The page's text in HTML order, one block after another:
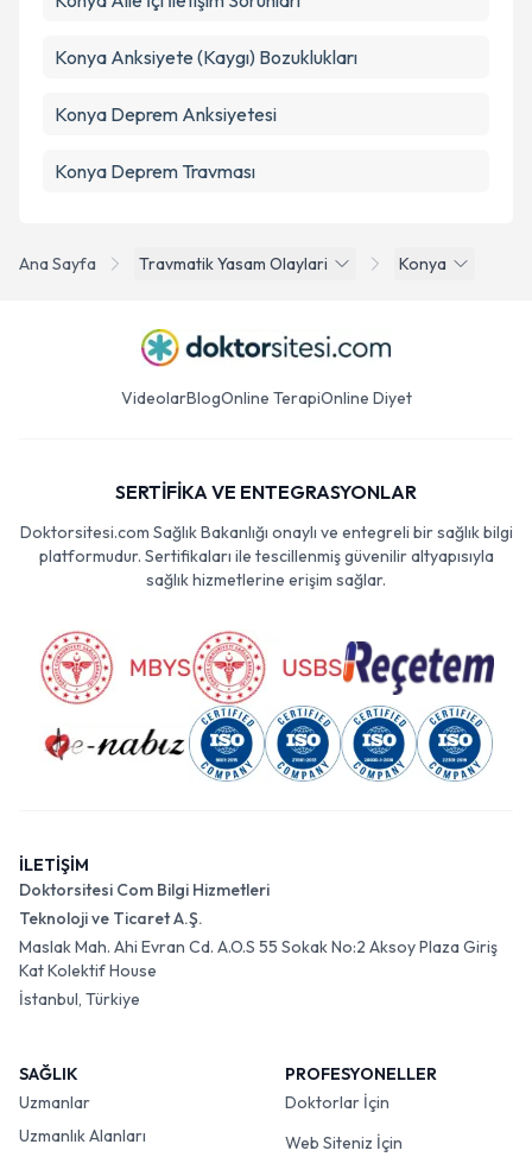
Ana Sayfa Travmatik Yasam Olaylari Konya
Konya Anksiyete (Kaygı) Bozuklukları
Konya Deprem Anksiyetesi
Konya Deprem Travması
VideolarBlogOnline TerapiOnline Diyet
SERTİFİKA VE ENTEGRASYONLAR
Doktorsitesi.com Sağlık Bakanlığı onaylı ve entegreli bir sağlık bilgi
platformudur. Sertifikaları ile tescillenmiş güvenilir altyapısıyla
sağlık hizmetlerine erişim sağlar.
İLETİŞİM
Doktorsitesi Com Bilgi Hizmetleri
Teknoloji ve Ticaret A.Ş.
Maslak Mah. Ahi Evran Cd. A.O.S 55 Sokak No:2 Aksoy Plaza Giriş
Kat Kolektif House
İstanbul, Türkiye
SAĞLIK
Uzmanlar
Uzmanlık Alanları
PROFESYONELLER
Doktorlar İçin
Web Siteniz İçin